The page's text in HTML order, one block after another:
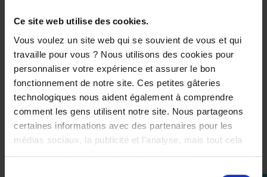
Ce site web utilise des cookies.
Vous voulez un site web qui se souvient de vous et qui
travaille pour vous ? Nous utilisons des cookies pour
personnaliser votre expérience et assurer le bon
fonctionnement de notre site. Ces petites gâteries
technologiques nous aident également à comprendre
comment les gens utilisent notre site. Nous partageons
certaines informations avec des partenaires pour les
médias sociaux, la publicité et l'analyse, mais tout cela
dans le but de rendre votre visite géniale !
Jet All
D3O
Noir
59,90 €
-28%
43,13 €
M